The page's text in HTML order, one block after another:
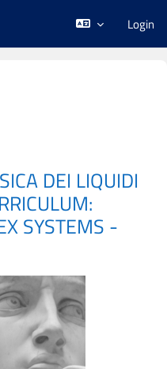
Login
DEI LIQUIDI
SYSTEMS -